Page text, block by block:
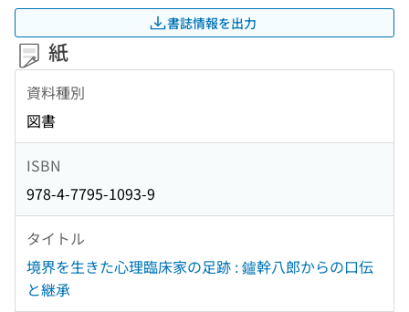
書誌情報を出力
紙
資料種別
図書
ISBN
978-4-7795-1093-9
タイトル
境界を生きた心理臨床家の足跡 : 鑪幹八郎からの口伝
と継承